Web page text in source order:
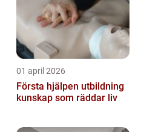
01 april 2026
Första hjälpen utbildning
kunskap som räddar liv